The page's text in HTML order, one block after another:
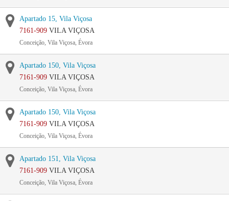
Apartado 15, Vila Viçosa
7161-909 VILA VIÇOSA
Conceição, Vila Viçosa, Évora
Apartado 150, Vila Viçosa
7161-909 VILA VIÇOSA
Conceição, Vila Viçosa, Évora
Apartado 150, Vila Viçosa
7161-909 VILA VIÇOSA
Conceição, Vila Viçosa, Évora
Apartado 151, Vila Viçosa
7161-909 VILA VIÇOSA
Conceição, Vila Viçosa, Évora